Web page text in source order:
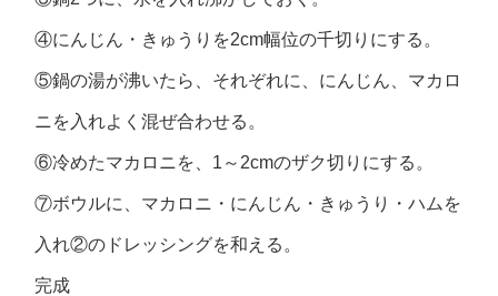
④にんじん・きゅうりを2cm幅位の千切りにする。
⑤鍋の湯が沸いたら、それぞれに、にんじん、マカロ
ニを入れよく混ぜ合わせる。
⑥冷めたマカロニを、1～2cmのザク切りにする。
⑦ボウルに、マカロニ・にんじん・きゅうり・ハムを
入れ②のドレッシングを和える。
完成